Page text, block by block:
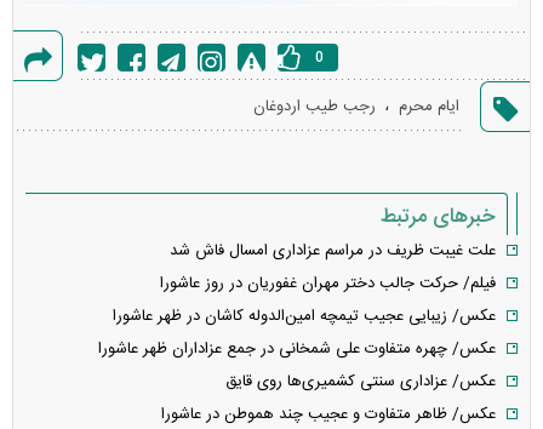
خطا
0
ایام محرم ، رجب طیب اردوغان
خبرهای مرتبط
علت غیبت ظریف در مراسم عزاداری امسال فاش شد
فیلم/ حرکت جالب دختر مهران غفوریان در روز عاشورا
عکس/ زیبایی عجیب تیمچه امین‌الدوله کاشان در ظهر عاشورا
عکس/ چهره متفاوت علی شمخانی در جمع عزاداران ظهر عاشورا
عکس/ عزاداری سنتی کشمیری‌ها روی قایق
عکس/ ظاهر متفاوت و عجیب چند هموطن در عاشورا